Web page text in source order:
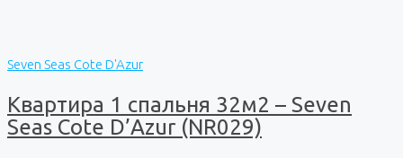
Seven Seas Cote D'Azur
Квартира 1 спальня 32м2 – Seven
Seas Cote D’Azur (NR029)